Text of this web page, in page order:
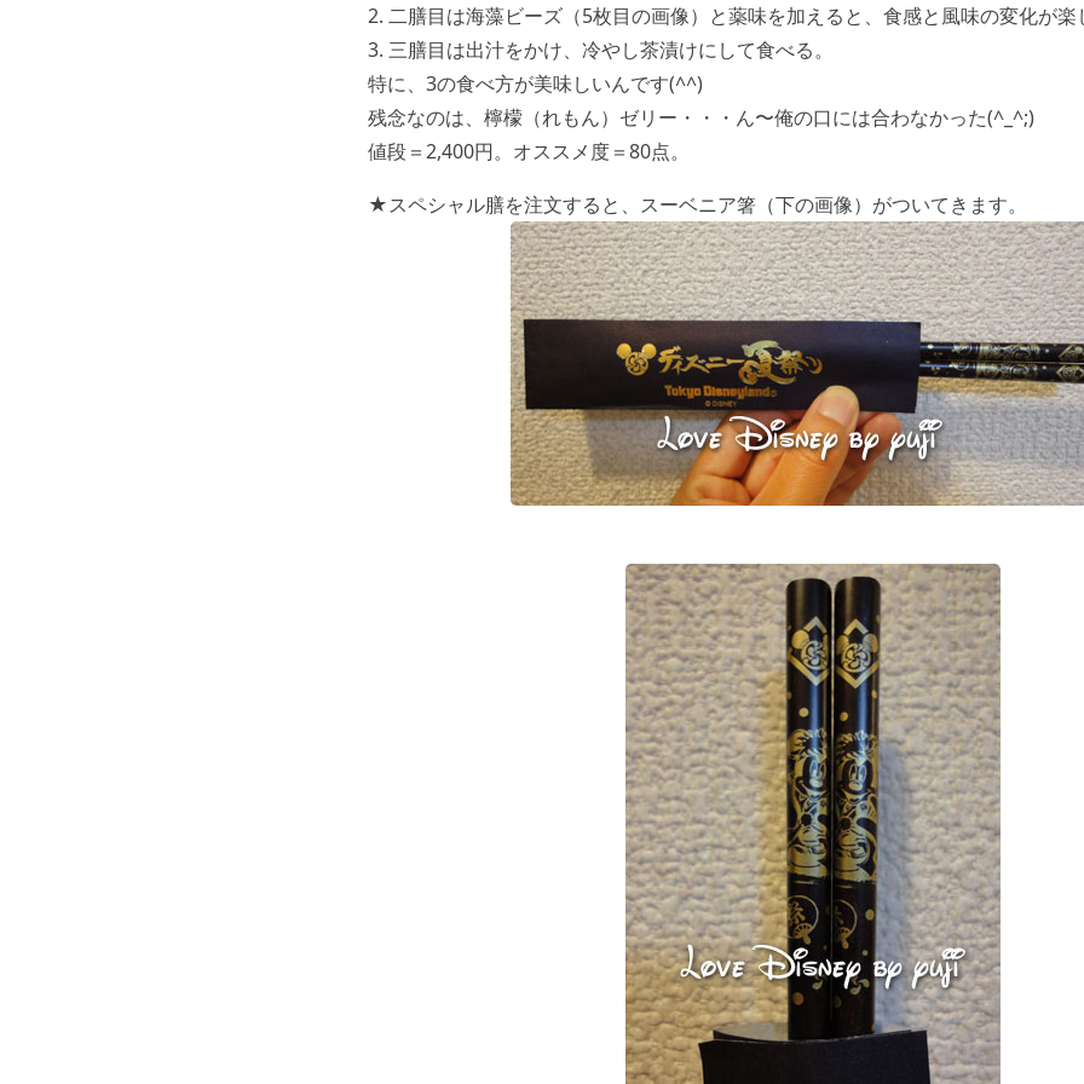
2. 二膳目は海藻ビーズ（5枚目の画像）と薬味を加えると、食感と風味の変化が楽
3. 三膳目は出汁をかけ、冷やし茶漬けにして食べる。
特に、3の食べ方が美味しいんです(^^)
残念なのは、檸檬（れもん）ゼリー・・・ん〜俺の口には合わなかった(^_^;)
値段＝2,400円。オススメ度＝80点。
★スペシャル膳を注文すると、スーベニア箸（下の画像）がついてきます。